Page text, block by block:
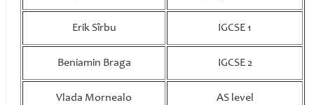
Erik Sîrbu IGCSE 1
Beniamin Braga IGCSE 2
Vlada Mornealo AS level